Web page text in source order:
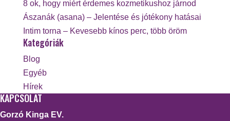
8 ok, hogy miért érdemes kozmetikushoz járnod
Ászanák (asana) – Jelentése és jótékony hatásai
Intim torna – Kevesebb kínos perc, több öröm
Kategóriák
Blog
Egyéb
Hírek
KAPCSOLAT
Gorzó Kinga EV.